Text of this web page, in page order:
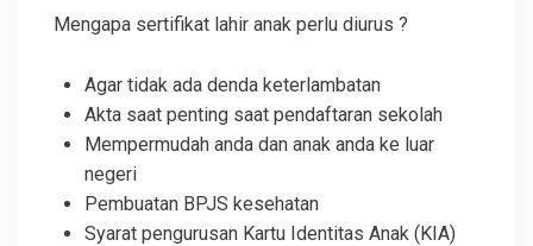
Mengapa sertifikat lahir anak perlu diurus ?
Agar tidak ada denda keterlambatan
Akta saat penting saat pendaftaran sekolah
Mempermudah anda dan anak anda ke luar
negeri
Pembuatan BPJS kesehatan
Syarat pengurusan Kartu Identitas Anak (KIA)